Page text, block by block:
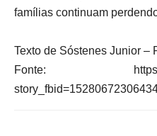
famílias continuam
Texto de Sóstenes Junior –
Fonte: https://